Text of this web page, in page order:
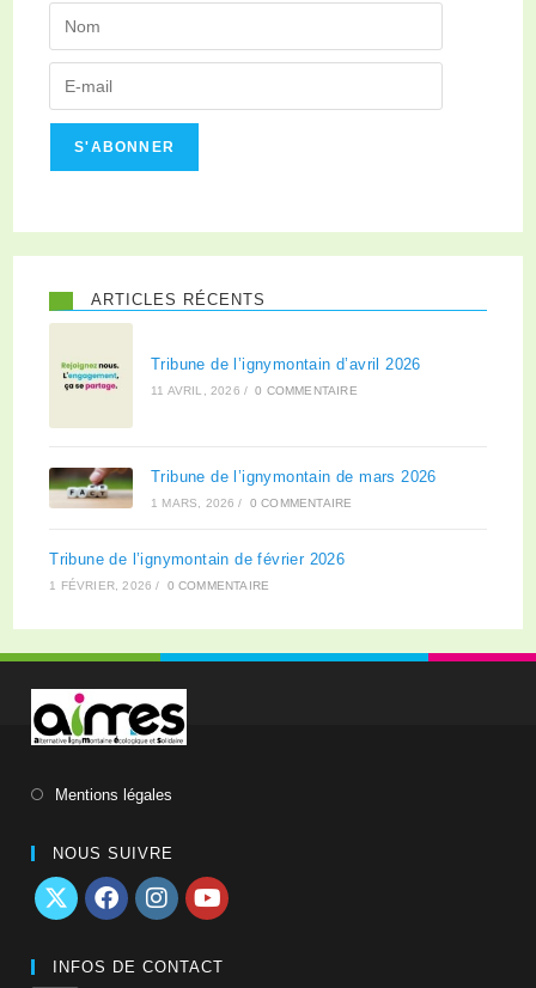
S'ABONNER
ARTICLES RÉCENTS
Tribune de l’ignymontain d’avril 2026
11 AVRIL, 2026 / 0 COMMENTAIRE
Tribune de l’ignymontain de mars 2026
1 MARS, 2026 / 0 COMMENTAIRE
Tribune de l’ignymontain de février 2026
1 FÉVRIER, 2026 / 0 COMMENTAIRE
Mentions légales
NOUS SUIVRE
INFOS DE CONTACT